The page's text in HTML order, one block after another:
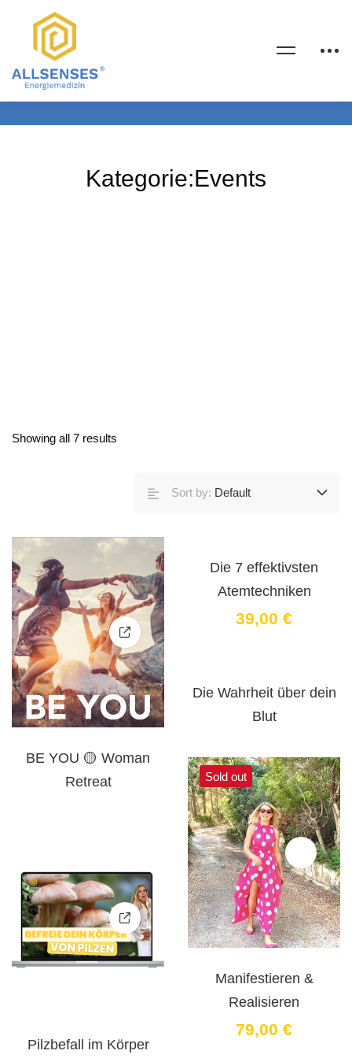
Kategorie:Events
Showing all 7 results
Sort by: Default
BE YOU 🟡 Woman
Retreat
Die 7 effektivsten
Atemtechniken
39,00 €
Die Wahrheit über dein
Blut
Sold out
Manifestieren &
Realisieren
79,00 €
Pilzbefall im Körper